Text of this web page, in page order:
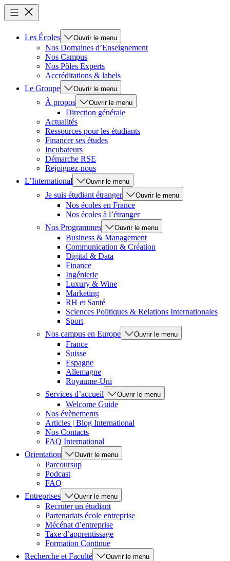
Les Écoles Ouvrir le menu
Nos Domaines d’Enseignement
Nos Campus
Nos Pôles Experts
Accréditations & labels
Le Groupe
Ouvrir le menu
À propos Ouvrir le menu
Direction générale
Actualités
Ressources pour les étudiants
Financer ses études
Incubateurs
Démarche RSE
Rejoignez-nous
L’International
Ouvrir le menu
Je suis étudiant étranger Ouvrir le menu
Nos écoles en France
Nos écoles à l’étranger
Nos Programmes
Ouvrir le menu
Business & Management
Communication & Création
Digital & Data
Finance
Ingénierie
Luxury & Wine
Marketing
RH et Santé
Sciences Politiques & Relations Internationales
Sport
Nos campus en Europe
Ouvrir le menu
France
Suisse
Espagne
Allemagne
Royaume-Uni
Services d’accueil
Ouvrir le menu
Welcome Guide
Nos évènements
Articles | Blog International
Nos Contacts
FAQ International
Orientation
Ouvrir le menu
Parcoursup
Podcast
FAQ
Entreprises
Ouvrir le menu
Recruter un étudiant
Partenariats école entreprise
Mécénat d’entreprise
Taxe d’apprentissage
Formation Continue
Recherche et Faculté
Ouvrir le menu